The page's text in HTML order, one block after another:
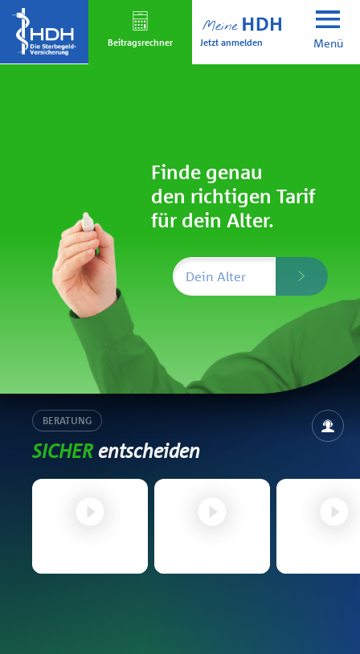
Skip
main
content
Beitrags­rechner Jetzt anmelden Menü
Finde genau
den richtigen Tarif
für dein Alter.
Dein Alter
BERATUNG
SICHERentscheiden